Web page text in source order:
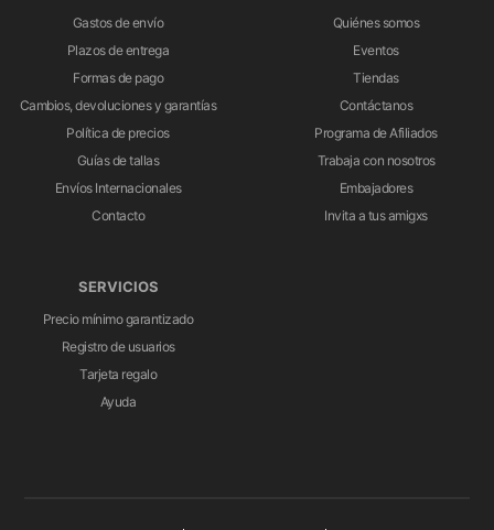
Gastos de envío
Plazos de entrega
Formas de pago
Cambios, devoluciones y garantías
Política de precios
Guías de tallas
Envíos Internacionales
Contacto
Quiénes somos
Eventos
Tiendas
Contáctanos
Programa de Afiliados
Trabaja con nosotros
Embajadores
Invita a tus amigxs
SERVICIOS
Precio mínimo garantizado
Registro de usuarios
Tarjeta regalo
Ayuda